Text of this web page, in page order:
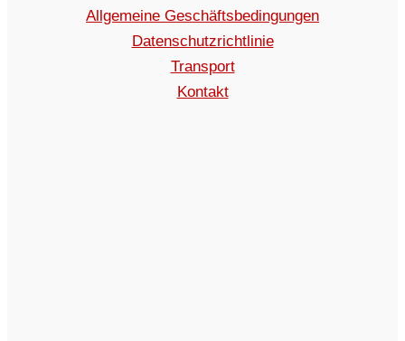
Allgemeine Geschäftsbedingungen
Datenschutzrichtlinie
Transport
Kontakt